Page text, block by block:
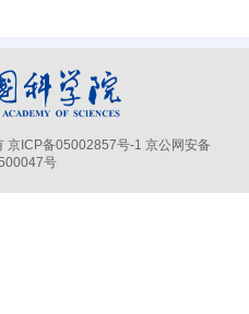
京ICP备05002857号-1 京公网安备
号